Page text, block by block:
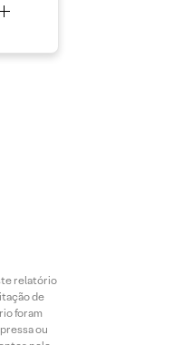
relatório
de
foram
ou